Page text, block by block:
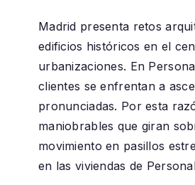
Madrid presenta retos
edificios históricos en el
urbanizaciones. En
clientes se enfrentan a
pronunciadas. Por esta
maniobrables que giran
movimiento en pasillos
en las viviendas de